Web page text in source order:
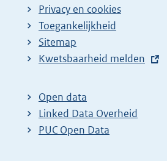
Privacy en cookies
Toegankelijkheid
Sitemap
E
t
e
r
Kwetsbaarheid melden
Open data
Linked Data Overheid
PUC Open Data